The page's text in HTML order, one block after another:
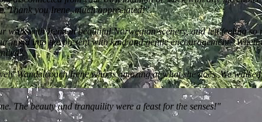
Thank you Irene, much appreciated!"
walk with Irene in beautiful Norwegian scenery, and left feeling
mind into the present with kind and gentle encouragement.
Wandelcoach Irene who is amazing at what she does. We
The beauty and tranquility were a feast for the senses!"